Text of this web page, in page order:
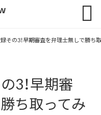

その3！早期審査を弁理士無しで勝ち
3！早期審
ち取ってみ